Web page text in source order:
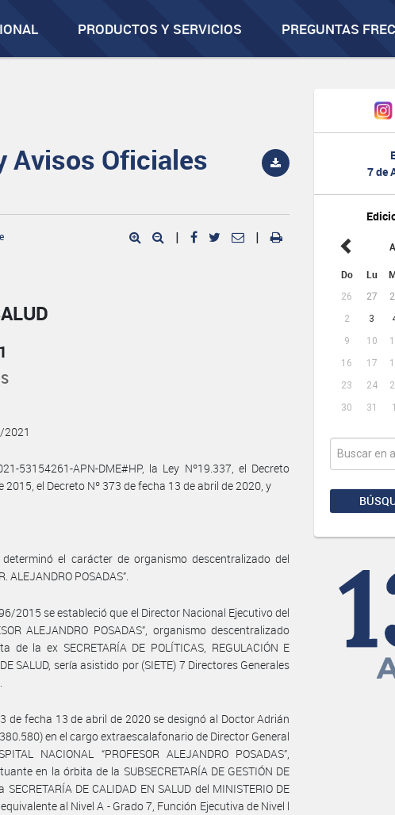
PRODUCTOS Y SERVICIOS PREGUNTAS
7 de
Do Lu
26 27
2
3
9
10
16
17
23
24
30
31 1
Avisos Oficiales
| |
2021
53154261-APN-DME#HP, la Ley Nº19.337, el Decreto
2015, el Decreto Nº 373 de fecha 13 de abril de 2020, y
el carácter de organismo descentralizado del
ALEJANDRO POSADAS”.
2015 se estableció que el Director Nacional Ejecutivo del
ALEJANDRO POSADAS”, organismo descentralizado
la ex SECRETARÍA DE POLÍTICAS, REGULACIÓN E
SALUD, sería asistido por (SIETE) 7 Directores Generales
de fecha 13 de abril de 2020 se designó al Doctor Adrián
en el cargo extraescalafonario de Director General
NACIONAL “PROFESOR ALEJANDRO POSADAS”,
en la órbita de la SUBSECRETARÍA DE GESTIÓN DE
SECRETARÍA DE CALIDAD EN SALUD del MINISTERIO DE
al Nivel A - Grado 7, Función Ejecutiva de Nivel l